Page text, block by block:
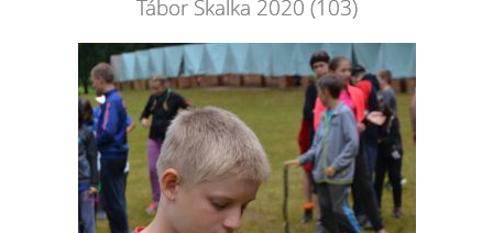
Tábor Skalka 2020 (103)